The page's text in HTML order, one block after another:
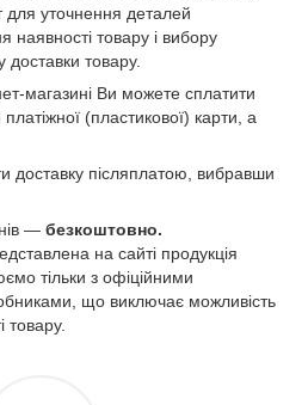
для уточнення деталей
наявності товару і вибору
доставки товару.
магазині Ви можете сплатити
(пластикової) карти, а
післяплатою, вибравши
— безкоштовно.
на сайті продукція
тільки з офіційними
що виключає можливість
товару.